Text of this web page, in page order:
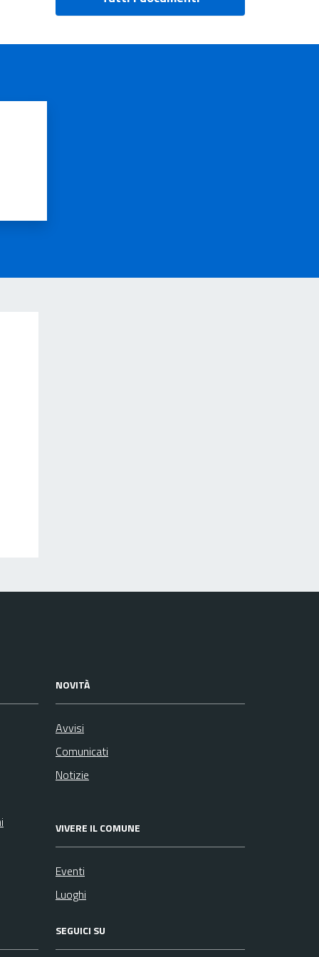
NOVITÀ
Avvisi
Comunicati
Notizie
VIVERE IL COMUNE
Eventi
Luoghi
SEGUICI SU